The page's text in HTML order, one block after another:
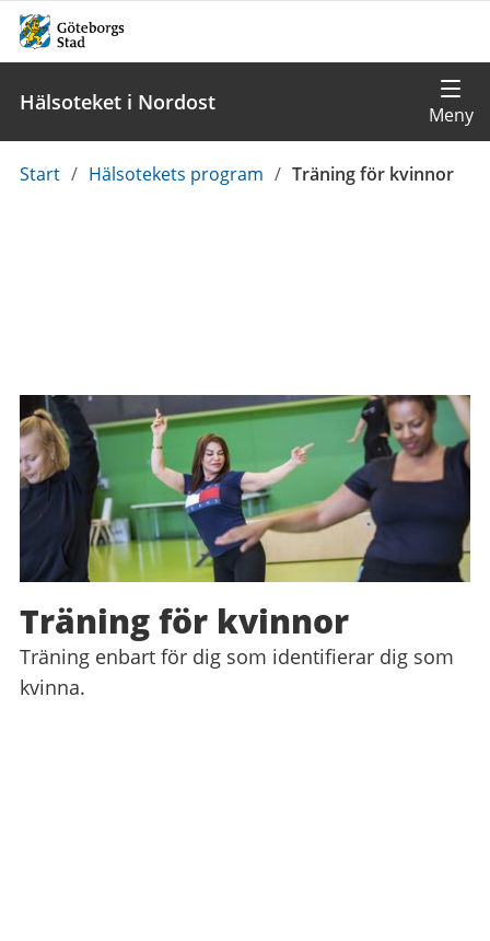
Hälsoteket i Nordost
Du
Start / Hälsotekets program / Träning för kvinnor
Träning för kvinnor
Träning enbart för dig som identifierar dig som
kvinna.